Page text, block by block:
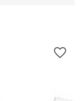
favorite_border